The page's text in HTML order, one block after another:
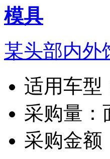
模具
某头部内外
适用车型
采购量：
采购金额